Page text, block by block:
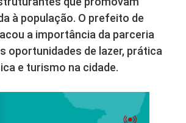
à população. O prefeito de
a importância da parceria
oportunidades de lazer, prática
e turismo na cidade.